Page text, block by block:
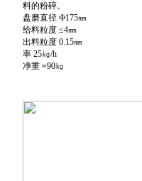
料的粉碎。
盘磨直径 Ф175㎜
给料粒度 ≤4㎜
出料粒度 0.15㎜
率 25㎏/h
净重 ≈90㎏